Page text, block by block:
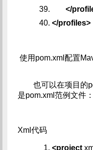
</
</profiles>
使用pom.xml配置
也可以在项目的
是pom.xml范例文件：
Xml代码
<project